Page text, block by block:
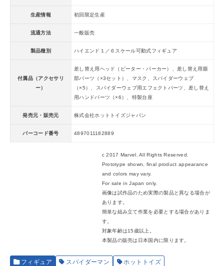
生産情報 初回限定生産
流通方法 一般販売
製品種別 ハイエンド１／６スケール可動式フィギュア
付属品（アクセサリ
ー）
差し替え用ヘッド（ピーター・パーカー）、差し替え用眼
部パーツ（×3セット）、マスク、スパイダーウェブ
（×5）、スパイダーウェブ用エフェクトパーツ、差し替え
用ハンドパーツ（×6）、特製台座
発売元・販売元 株式会社ホットトイズジャパン
バーコード番号 4897011182889
c 2017 Marvel. All Rights Reserved.
Prototype shown, final product appearance
and colors may vary.
For sale in Japan only.
画像は試作品のため実際の製品と異なる場合が
あります。
簡単な組み立て作業を必要とする場合がありま
す。
対象年齢は15歳以上。
本製品の販売は日本国内に限ります。
フィギュア スパイダーマン ホットトイズ